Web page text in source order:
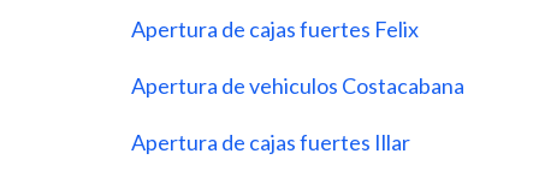
Apertura de cajas fuertes Felix
Apertura de vehiculos Costacabana
Apertura de cajas fuertes Illar